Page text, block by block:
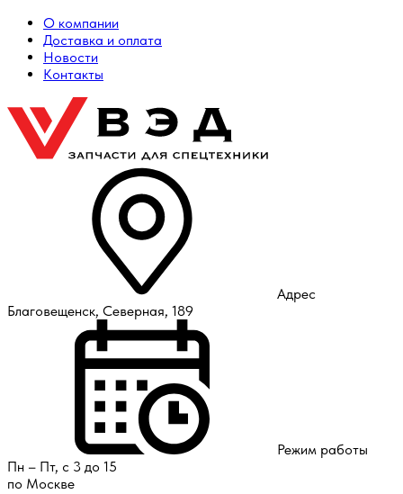
О компании
Доставка и оплата
Новости
Контакты
Адрес
Благовещенск, Северная, 189
Режим работы
Пн – Пт, с 3 до 15
по Москве